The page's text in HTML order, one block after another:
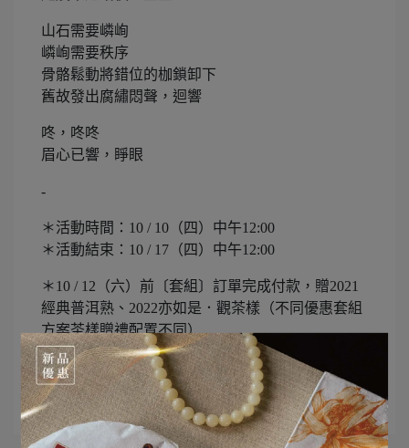
山石需要嶙峋
嶙峋需要秩序
骨骼鬆動將錯位的枷鎖卸下
舊故發出腐繡悶聲，迴響
咚，咚咚
眉心已響，睜眼
-
＊活動時間：10 / 10（四）中午12:00
＊活動結束：10 / 17（四）中午12:00
＊10 / 12（六）前〔套組〕訂單完成付款，贈2021
經典普洱熟、2022亦如是．觀茶樣（不同優惠套組
方案茶樣贈禮配置不同）